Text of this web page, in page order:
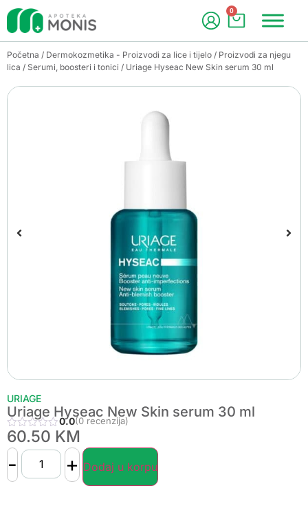
0
Početna / Dermokozmetika - Proizvodi za lice i tijelo / Proizvodi za njegu
lica / Serumi, boosteri i tonici / Uriage Hyseac New Skin serum 30 ml
URIAGE
Uriage Hyseac New Skin serum 30 ml
0.0(0 recenzija)
60.50 KM
- + Dodaj u korpu